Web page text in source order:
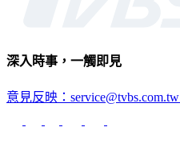
深入時事，一觸即見
意見反映：service@tvbs.com.tw